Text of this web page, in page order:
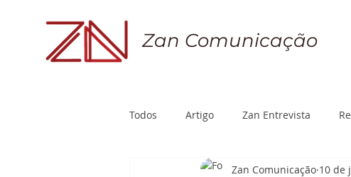
Zan Comunicação
Todos Artigo Zan Entrevista
Zan Comunicação 10 de